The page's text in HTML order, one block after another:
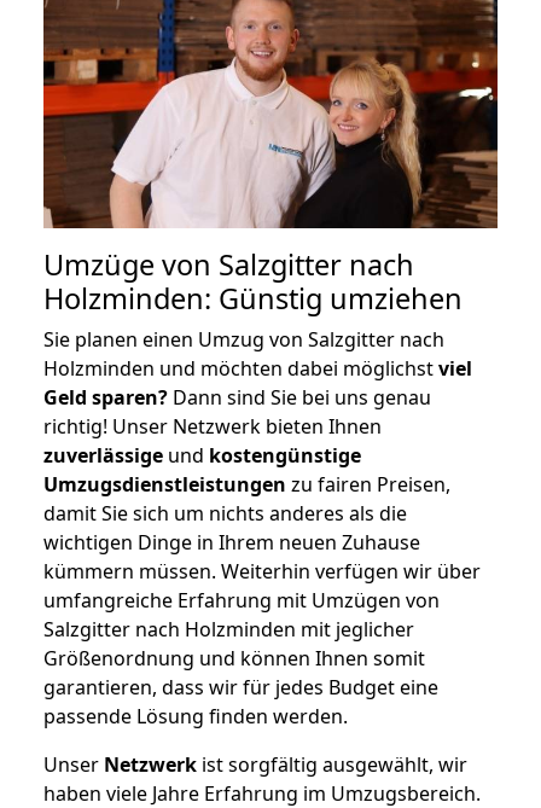
Umzüge von Salzgitter nach
Holzminden: Günstig umziehen
Sie planen einen Umzug von Salzgitter nach
Holzminden und möchten dabei möglichstviel
Geld sparen? Dann sind Sie bei uns genau
richtig! Unser Netzwerk bieten Ihnen
zuverlässige und kostengünstige
Umzugsdienstleistungen zu fairen Preisen,
damit Sie sich um nichts anderes als die
wichtigen Dinge in Ihrem neuen Zuhause
kümmern müssen. Weiterhin verfügen wir über
umfangreiche Erfahrung mit Umzügen von
Salzgitter nach Holzminden mit jeglicher
Größenordnung und können Ihnen somit
garantieren, dass wir für jedes Budget eine
passende Lösung finden werden.
Unser Netzwerk ist sorgfältig ausgewählt, wir
haben viele Jahre Erfahrung im Umzugsbereich.